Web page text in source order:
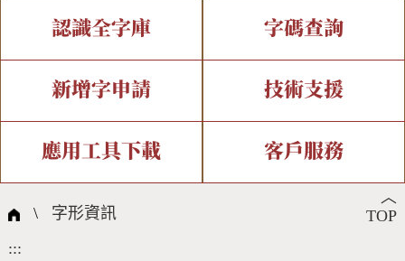
認識全字庫
全字庫介紹 全字庫現況
中文碼介紹 專有名詞介紹
國際字碼相關組織
字碼查詢
IDS查詢 部件查詢
複合查詢 注音查詢
筆畫查詢
新增字申請
新字申請處理流程
技術支援
字形即時顯示 造字解決方案
全字庫授權 轉碼Web Service
應用工具下載
個人電腦造字處理工具
客戶服務
問題集
︿
TOP
\ 字形資訊
:::